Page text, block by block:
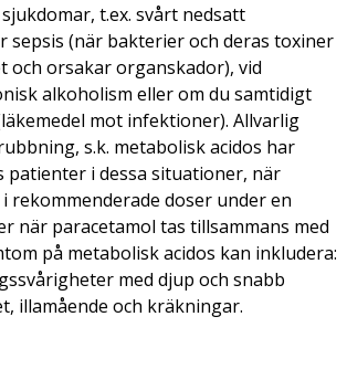
t.ex. svårt nedsatt
sepsis (när bakterier och deras toxiner
och orsakar organskador), vid
alkoholism eller om du samtidigt
mot infektioner). Allvarlig
s.k. metabolisk acidos har
i dessa situationer, när
rekommenderade doser under en
när paracetamol tas tillsammans med
på metabolisk acidos kan inkludera:
med djup och snabb
illamående och kräkningar.